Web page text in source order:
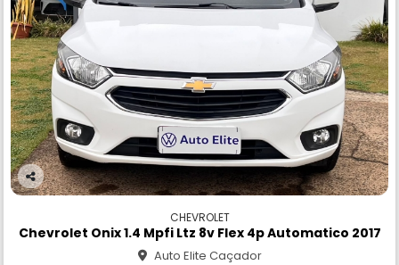
Co
rtil
CHEVROLET
Chevrolet Onix 1.4 Mpfi Ltz 8v Flex 4p Automatico 2017
Auto Elite Caçador